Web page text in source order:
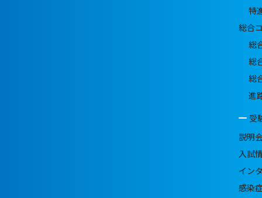
特
総合
総
総
総
進
受
説明
入試
イン
感染